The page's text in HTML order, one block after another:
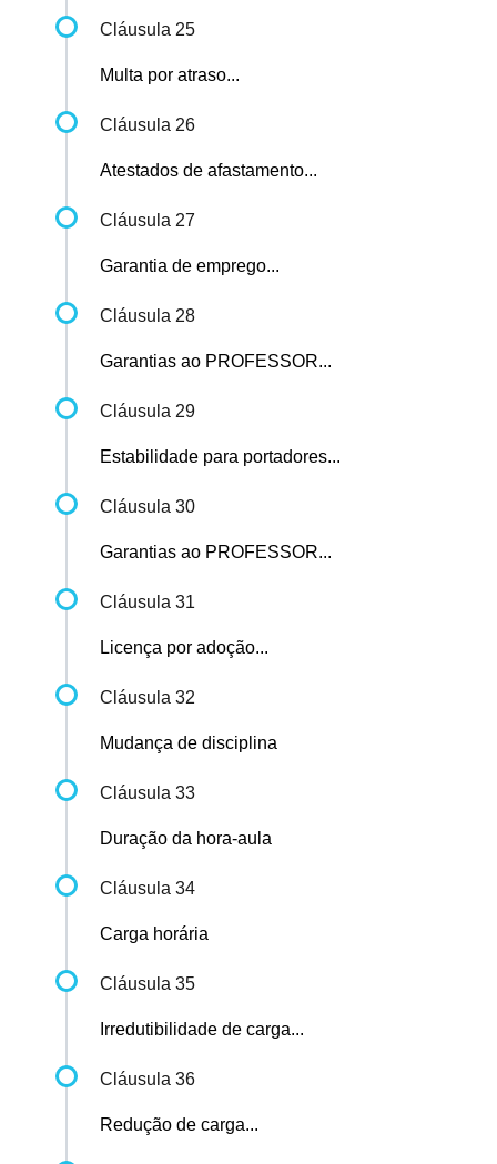
Cláusula 25
Multa por atraso...
Cláusula 26
Atestados de afastamento...
Cláusula 27
Garantia de emprego...
Cláusula 28
Garantias ao PROFESSOR...
Cláusula 29
Estabilidade para portadores...
Cláusula 30
Garantias ao PROFESSOR...
Cláusula 31
Licença por adoção...
Cláusula 32
Mudança de disciplina
Cláusula 33
Duração da hora-aula
Cláusula 34
Carga horária
Cláusula 35
Irredutibilidade de carga...
Cláusula 36
Redução de carga...